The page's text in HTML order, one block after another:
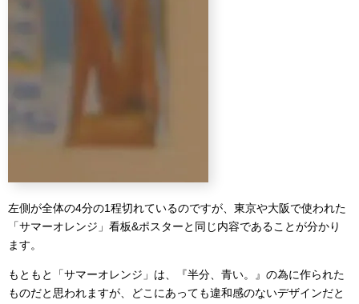
左側が全体の4分の1程切れているのですが、東京や大阪で使われた
「サマーオレンジ」看板&ポスターと同じ内容であることが分かり
ます。
もともと「サマーオレンジ」は、『半分、青い。』の為に作られた
ものだと思われますが、どこにあっても違和感のないデザインだと